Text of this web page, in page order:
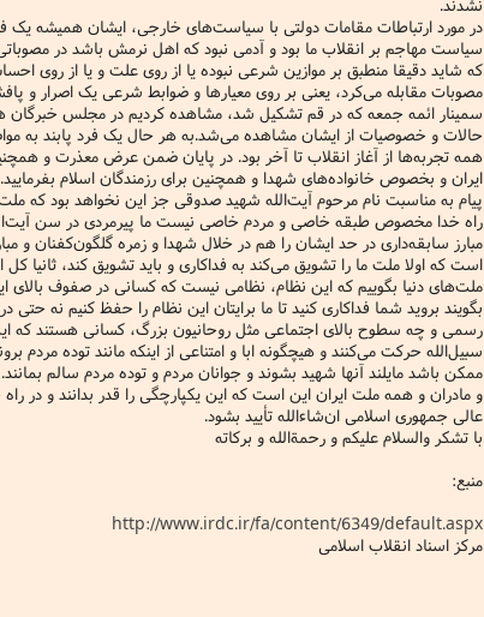
در مورد ارتباطات مقامات دولتی با سیاست‌های خارجی، ایشان همیشه یک
سیاست مهاجم بر انقلاب ما بود و آدمی نبود که اهل نرمش باشد در
که شاید دقیقا منطبق بر موازین شرعی نبوده یا از روی علت و یا از روی
مصوبات مقابله می‌کرد، یعنی بر روی معیارها و ضوابط شرعی یک اصرار و
سمینار ائمه جمعه که در قم تشکیل شد، مشاهده کردیم در مجلس
حالات و خصوصیات از ایشان مشاهده می‌شد.به هر حال یک فرد پابند به
همه تجربه‌ها از آغاز انقلاب تا آخر بود. در پایان ضمن عرض معذرت و
ایران و بخصوص خانواده‌های شهدا و همچنین برای رزمندگان اسلام بفرمایید.
پیام به مناسبت نام مرحوم آیت‌الله شهید صدوقی جز این نخواهد بود که ملت
راه خدا مخصوص طبقه خاصی و مردم خاصی نیست ما پیرمردی در سن
مبارز سابقه‌داری در حد ایشان را هم در خلال شهدا و زمره گلگون‌کفنان و
است که اولا ملت ما را تشویق می‌کند به فداکاری و باید تشویق کند، ثانیا کل
ملت‌های دنیا بگوییم که این نظام، نظامی نیست که کسانی در صفوف بالای
بگویند بروید شما فداکاری کنید تا ما برایتان این نظام را حفظ کنیم نه
رسمی و چه سطوح بالای اجتماعی مثل روحانیون بزرگ، کسانی هستند که
سبیل‌الله حرکت می‌کنند و هیچگونه ابا و امتناعی از اینکه مانند توده مردم
ممکن باشد مایلند آنها شهید بشوند و جوانان مردم و توده مردم سالم بمانند.
و مادران و همه ملت ایران این است که این یکپارچگی را قدر بدانند و در
عالی جمهوری اسلامی ان‌شاءالله تأیید بشود.
با تشکر والسلام‌ علیکم و رحمةالله و برکاته
منبع:
http://www.irdc.ir/fa/content/6349/default.aspx
مرکز اسناد انقلاب اسلامی